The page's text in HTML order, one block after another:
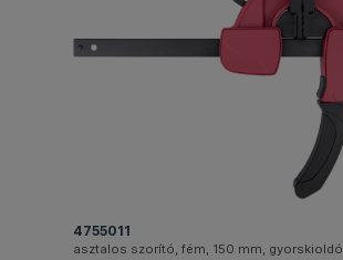
4755011
asztalos szorító, fém, 150 mm, gyorskioldó